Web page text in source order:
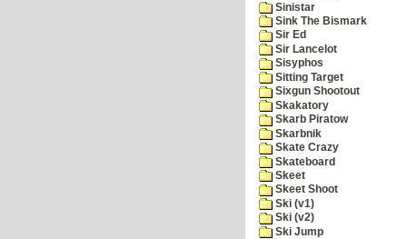
Sinistar
Sink The Bismark
Sir Ed
Sir Lancelot
Sisyphos
Sitting Target
Sixgun Shootout
Skakatory
Skarb Piratow
Skarbnik
Skate Crazy
Skateboard
Skeet
Skeet Shoot
Ski (v1)
Ski (v2)
Ski Jump